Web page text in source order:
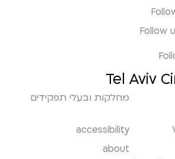
Follow
Tel Aviv
מחלקות ובעלי תפקידים
accessibility
about